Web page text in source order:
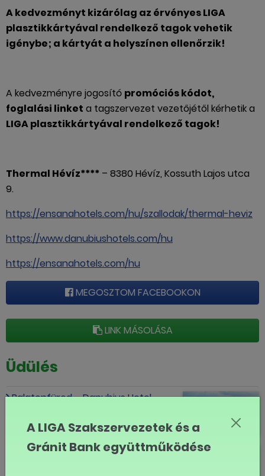
A kedvezményt kizárólag az érvényes LIGA
plasztikkártyával rendelkező tagok vehetik
igénybe; a kártyát a helyszínen ellenőrzik!
A kedvezményre jogosító promóciós kódot,
foglalási linket a tagszervezet vezetőjétől kérhetik a
LIGA plasztikkártyával rendelkező tagok!
Thermal Hévíz**** – 8380 Hévíz, Kossuth Lajos utca
9.
https://ensanahotels.com/hu/szallodak/thermal-heviz
https://www.danubiushotels.com/hu
https://ensanahotels.com/hu
MEGOSZTOM FACEBOOKON
LINK MÁSOLÁSA
Üdülés
Balatonfüred – Danubius Hotel
Balatonfüred – Danubius Hotel
A LIGA Szakszervezetek és a
Gránit Bank együttműködése